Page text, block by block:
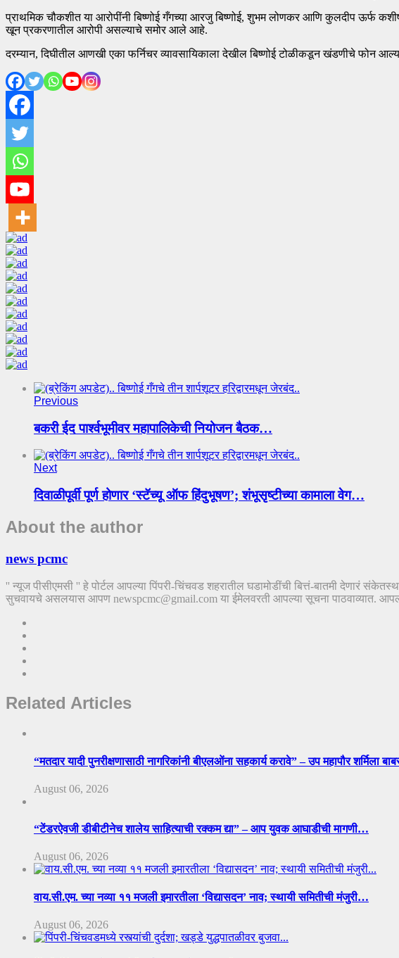
प्राथमिक चौकशीत या आरोपींनी बिष्णोई गँगच्या आरजु बिष्णोई, शुभम लोणकर आणि कुलदीप ऊर्फ
खून प्रकरणातील आरोपी असल्याचे समोर आले आहे.
दरम्यान, दिघीतील आणखी एका फर्निचर व्यावसायिकाला देखील बिष्णोई टोळीकडून खंडणीचे
Previous
बकरी ईद पार्श्वभूमीवर महापालिकेची नियोजन बैठक…
Next
दिवाळीपूर्वी पूर्ण होणार ‘स्टॅच्यू ऑफ हिंदुभूषण’; शंभूसृष्टीच्या कामाला वेग…
About the author
news pcmc
'' न्यूज पीसीएमसी '' हे पोर्टल आपल्या पिंपरी-चिंचवड शहरातील घडामोडींची बित्तं-बातमी देणारं
सुचवायचे असलयास आपण newspcmc@gmail.com या ईमेलवरती आपल्या सूचना पाठवाव्यात.
Related Articles
“मतदार यादी पुनरीक्षणासाठी नागरिकांनी बीएलओंना सहकार्य करावे” – उप महापौर शर्मिला
August 06, 2026
“टेंडरऐवजी डीबीटीनेच शालेय साहित्याची रक्कम द्या” – आप युवक आघाडीची मागणी…
August 06, 2026
वाय.सी.एम. च्या नव्या ११ मजली इमारतीला ‘विद्यासदन’ नाव; स्थायी समितीची मंजुरी…
August 06, 2026